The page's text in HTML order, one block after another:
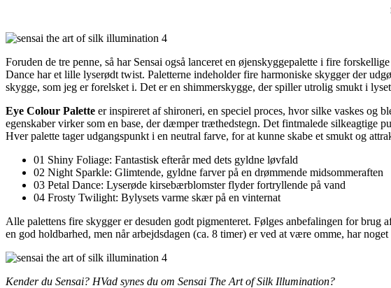
Foruden de tre penne, så har Sensai også lanceret en øjenskyggepalette i fire
Dance har et lille lyserødt twist. Paletterne indeholder fire harmoniske skygger der
skygge, som jeg er forelsket i. Det er en shimmerskygge, der spiller utrolig smukt i
Eye Colour Palette er inspireret af shironeri, en speciel proces, hvor silke vaskes og
egenskaber virker som en base, der dæmper træthedstegn. Det fintmalede
Hver palette tager udgangspunkt i en neutral farve, for at kunne skabe et smukt og
01 Shiny Foliage: Fantastisk efterår med dets gyldne løvfald
02 Night Sparkle: Glimtende, gyldne farver på en drømmende midsommeraften
03 Petal Dance: Lyserøde kirsebærblomster flyder fortryllende på vand
04 Frosty Twilight: Bylysets varme skær på en vinternat
Alle palettens fire skygger er desuden godt pigmenteret. Følges anbefalingen for
en god holdbarhed, men når arbejdsdagen (ca. 8 timer) er ved at være omme, har
Kender du Sensai? HVad synes du om Sensai The Art of Silk Illumination?